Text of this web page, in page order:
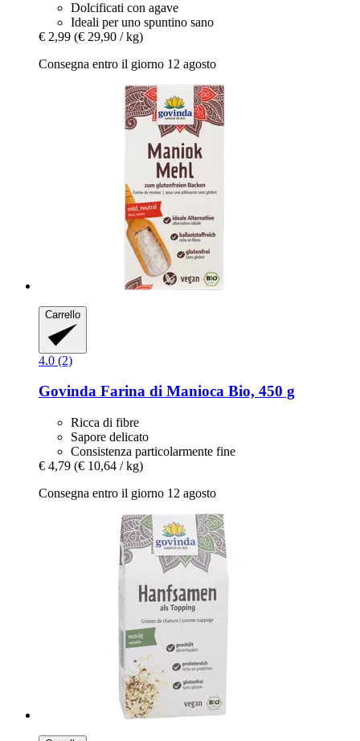
Dolcificati con agave
Ideali per uno spuntino sano
€ 2,99 (€ 29,90 / kg)
Consegna entro il giorno 12 agosto
Carrello
4.0 (2)
Govinda Farina di Manioca Bio, 450 g
Ricca di fibre
Sapore delicato
Consistenza particolarmente fine
€ 4,79 (€ 10,64 / kg)
Consegna entro il giorno 12 agosto